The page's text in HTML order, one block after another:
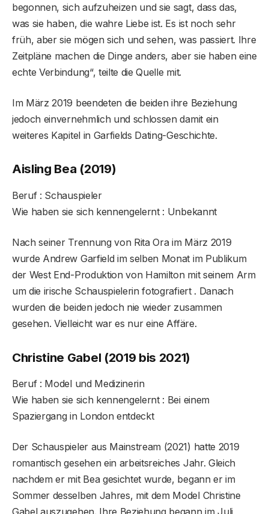
begonnen, sich aufzuheizen und sie sagt, dass das,
was sie haben, die wahre Liebe ist. Es ist noch sehr
früh, aber sie mögen sich und sehen, was passiert. Ihre
Zeitpläne machen die Dinge anders, aber sie haben eine
echte Verbindung“, teilte die Quelle mit.
Im März 2019 beendeten die beiden ihre Beziehung
jedoch einvernehmlich und schlossen damit ein
weiteres Kapitel in Garfields Dating-Geschichte.
Aisling Bea (2019)
Beruf : Schauspieler
Wie haben sie sich kennengelernt : Unbekannt
Nach seiner Trennung von Rita Ora im März 2019
wurde Andrew Garfield im selben Monat im Publikum
der West End-Produktion von Hamilton mit seinem Arm
um die irische Schauspielerin fotografiert . Danach
wurden die beiden jedoch nie wieder zusammen
gesehen. Vielleicht war es nur eine Affäre.
Christine Gabel (2019 bis 2021)
Beruf : Model und Medizinerin
Wie haben sie sich kennengelernt : Bei einem
Spaziergang in London entdeckt
Der Schauspieler aus Mainstream (2021) hatte 2019
romantisch gesehen ein arbeitsreiches Jahr. Gleich
nachdem er mit Bea gesichtet wurde, begann er im
Sommer desselben Jahres, mit dem Model Christine
Gabel auszugehen. Ihre Beziehung begann im Juli